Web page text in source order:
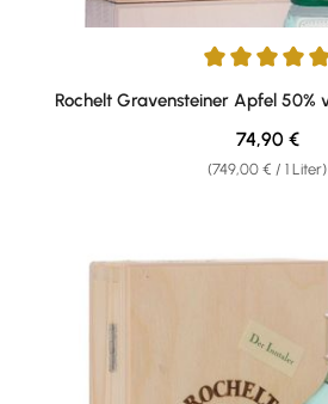
Durchschnittliche Bewertung von
Rochelt Gravensteiner Apfel 50%
(749,00 € / 1 Liter)
Regulärer
74,90 €